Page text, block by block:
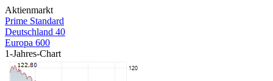
Aktienmarkt
Prime Standard
Deutschland 40
Europa 600
1-Jahres-Chart